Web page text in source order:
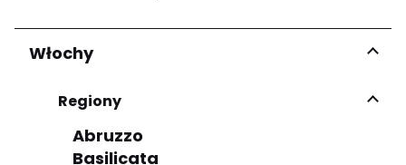
Włochy
Regiony
Abruzzo
Basilicata